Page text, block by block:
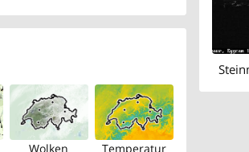
Wolken Temperatur